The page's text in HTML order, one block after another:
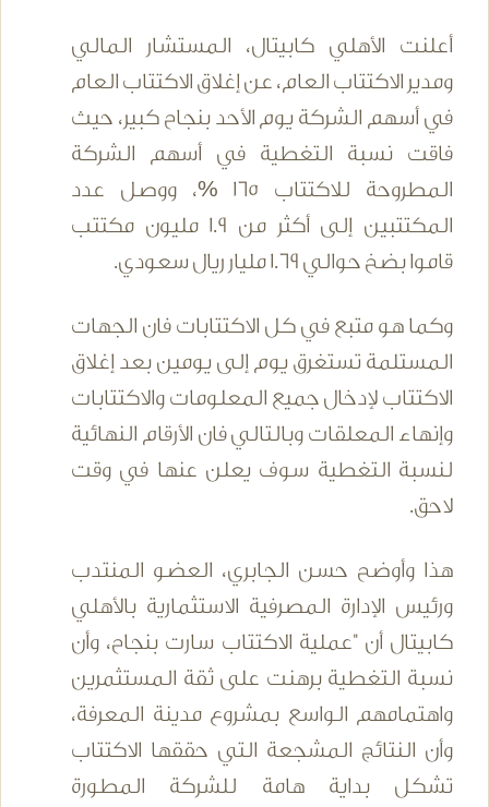
أعلنت الأهلي كابيتال، المستشار المالي
ومدير الاكتتاب العام، عن إغلاق الاكتتاب العام
في أسهم الشركة يوم الأحد بنجاح كبير، حيث
فاقت نسبة التغطية في أسهم الشركة
المطروحة للاكتتاب 165 %، ووصل عدد
المكتتبين إلى أكثر من 1.9 مليون مكتتب
قاموا بضخ حوالي 1.69 مليار ريال سعودي.
وكما هو متبع في كل الاكتتابات فان الجهات
المستلمة تستغرق يوم إلى يومين بعد إغلاق
الاكتتاب لإدخال جميع المعلومات والاكتتابات
وإنهاء المعلقات وبالتالي فان الأرقام النهائية
لنسبة التغطية سوف يعلن عنها في وقت
لاحق.
هذا وأوضح حسن الجابري، العضو المنتدب
ورئيس الإدارة المصرفية الاستثمارية بالأهلي
كابيتال أن "عملية الاكتتاب سارت بنجاح، وأن
نسبة التغطية برهنت على ثقة المستثمرين
واهتمامهم الواسع بمشروع مدينة المعرفة،
وأن النتائج المشجعة التي حققها الاكتتاب
تشكل بداية هامة للشركة المطورة